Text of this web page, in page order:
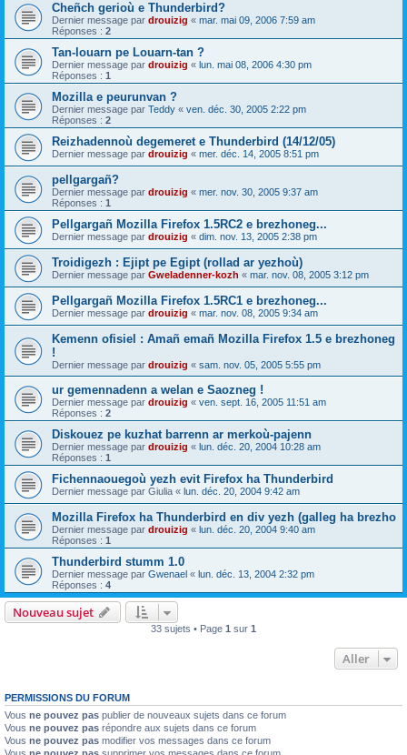
Cheñch gerioù e Thunderbird?
Dernier message par drouizig « mar. mai 09, 2006 7:59 am
Réponses : 2
Tan-louarn pe Louarn-tan ?
Dernier message par drouizig « lun. mai 08, 2006 4:30 pm
Réponses : 1
Mozilla e peurunvan ?
Dernier message par Teddy « ven. déc. 30, 2005 2:22 pm
Réponses : 2
Reizhadennoù degemeret e Thunderbird (14/12/05)
Dernier message par drouizig « mer. déc. 14, 2005 8:51 pm
pellgargañ?
Dernier message par drouizig « mer. nov. 30, 2005 9:37 am
Réponses : 1
Pellgargañ Mozilla Firefox 1.5RC2 e brezhoneg...
Dernier message par drouizig « dim. nov. 13, 2005 2:38 pm
Troidigezh : Ejipt pe Egipt (rollad ar yezhoù)
Dernier message par Gweladenner-kozh « mar. nov. 08, 2005 3:12 pm
Pellgargañ Mozilla Firefox 1.5RC1 e brezhoneg...
Dernier message par drouizig « mar. nov. 08, 2005 9:34 am
Kemenn ofisiel : Amañ emañ Mozilla Firefox 1.5 e brezhoneg
!
Dernier message par drouizig « sam. nov. 05, 2005 5:55 pm
ur gemennadenn a welan e Saozneg !
Dernier message par drouizig « ven. sept. 16, 2005 11:51 am
Réponses : 2
Diskouez pe kuzhat barrenn ar merkoù-pajenn
Dernier message par drouizig « lun. déc. 20, 2004 10:28 am
Réponses : 1
Fichennaouegoù yezh evit Firefox ha Thunderbird
Dernier message par Giulia « lun. déc. 20, 2004 9:42 am
Mozilla Firefox ha Thunderbird en div yezh (galleg ha brezho
Dernier message par drouizig « lun. déc. 20, 2004 9:40 am
Réponses : 1
Thunderbird stumm 1.0
Dernier message par Gwenael « lun. déc. 13, 2004 2:32 pm
Réponses : 4
Nouveau sujet
33 sujets • Page 1 sur 1
Aller
PERMISSIONS DU FORUM
Vous ne pouvez pas publier de nouveaux sujets dans ce forum
Vous ne pouvez pas répondre aux sujets dans ce forum
Vous ne pouvez pas modifier vos messages dans ce forum